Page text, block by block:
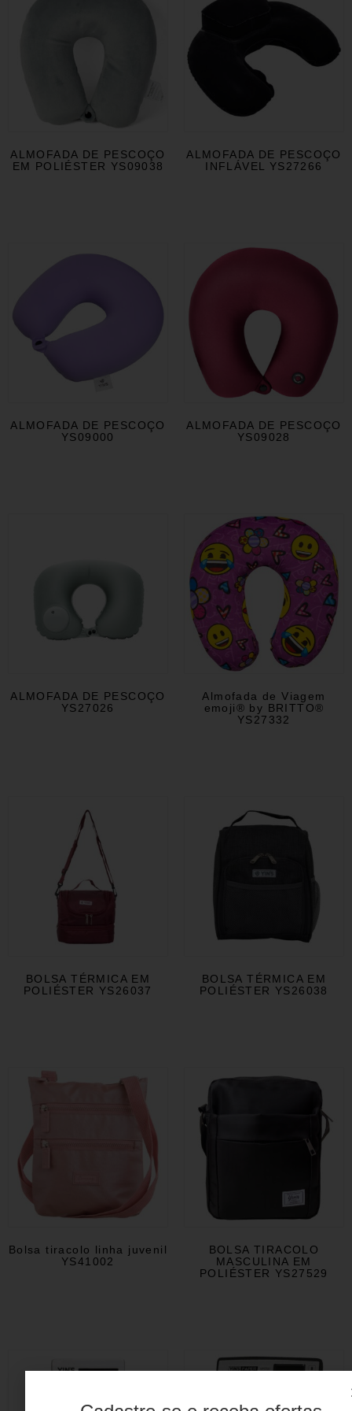
ALMOFADA DE PESCOÇO
EM POLIÉSTER YS09038
ALMOFADA DE PESCOÇO
INFLÁVEL YS27266
ALMOFADA DE PESCOÇO
YS09000
ALMOFADA DE PESCOÇO
YS09028
ALMOFADA DE PESCOÇO
YS27026
Almofada de Viagem
emoji® by BRITTO®
YS27332
BOLSA TÉRMICA EM
POLIÉSTER YS26037
BOLSA TÉRMICA EM
POLIÉSTER YS26038
Bolsa tiracolo linha juvenil
YS41002
BOLSA TIRACOLO
MASCULINA EM
POLIÉSTER YS27529